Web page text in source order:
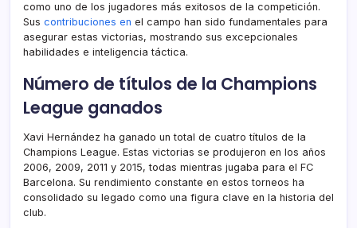
como uno de los jugadores más exitosos de la competición.
Sus contribuciones en el campo han sido fundamentales para
asegurar estas victorias, mostrando sus excepcionales
habilidades e inteligencia táctica.
Número de títulos de la Champions
League ganados
Xavi Hernández ha ganado un total de cuatro títulos de la
Champions League. Estas victorias se produjeron en los años
2006, 2009, 2011 y 2015, todas mientras jugaba para el FC
Barcelona. Su rendimiento constante en estos torneos ha
consolidado su legado como una figura clave en la historia del
club.